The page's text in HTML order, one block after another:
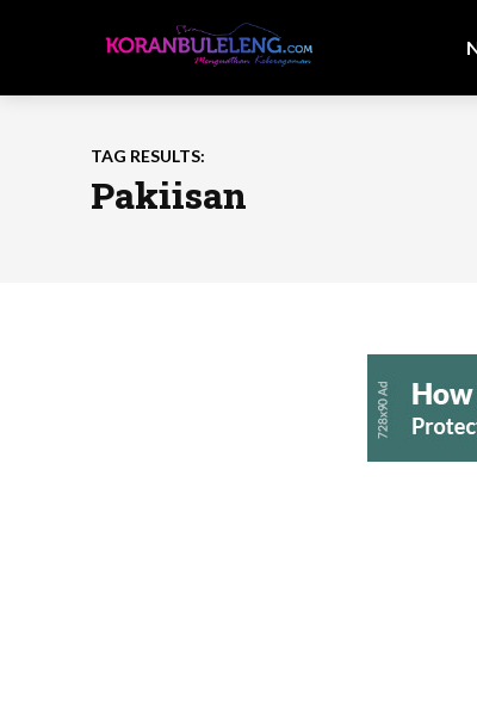
TAG RESULTS:
Pakiisan